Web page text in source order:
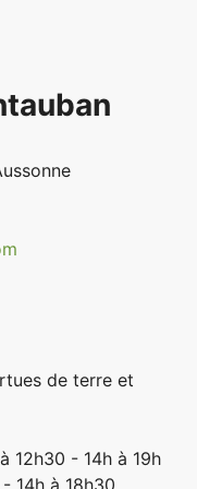
de terre et
12h30 - 14h à 19h
14h à 18h30